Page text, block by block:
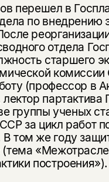
перешел в
по внедрению
отдела
старшего
(профессор в
группы ученых
за цикл работ
том же году
(тема
построения»).